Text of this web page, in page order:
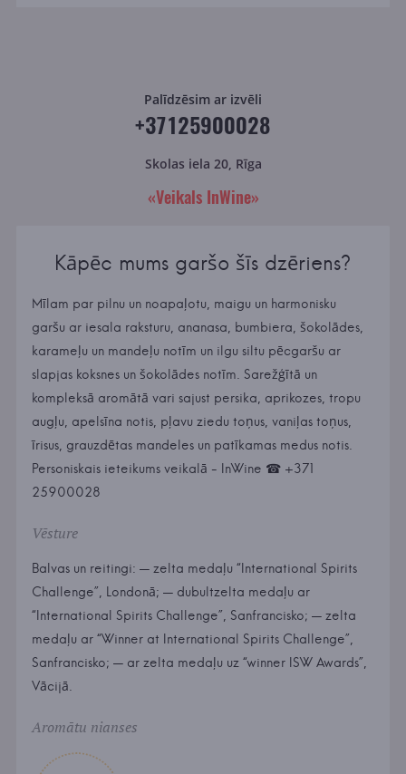
Palīdzēsim ar izvēli
+37125900028
Skolas iela 20, Rīga
«Veikals InWine»
Kāpēc mums garšo šīs dzēriens?
Mīlam par pilnu un noapaļotu, maigu un harmonisku
garšu ar iesala raksturu, ananasa, bumbiera, šokolādes,
karameļu un mandeļu notīm un ilgu siltu pēcgaršu ar
slapjas koksnes un šokolādes notīm. Sarežģītā un
kompleksā aromātā vari sajust persika, aprikozes, tropu
augļu, apelsīna notis, pļavu ziedu toņus, vaniļas toņus,
īrisus, grauzdētas mandeles un patīkamas medus notis.
Personiskais ieteikums veikalā - InWine ☎ +371
25900028
Vēsture
Balvas un reitingi: — zelta medaļu “International Spirits
Challenge”, Londonā; — dubultzelta medaļu ar
“International Spirits Challenge”, Sanfrancisko; — zelta
medaļu ar “Winner at International Spirits Challenge”,
Sanfrancisko; — ar zelta medaļu uz “winner ISW Awards”,
Vācijā.
Aromātu nianses